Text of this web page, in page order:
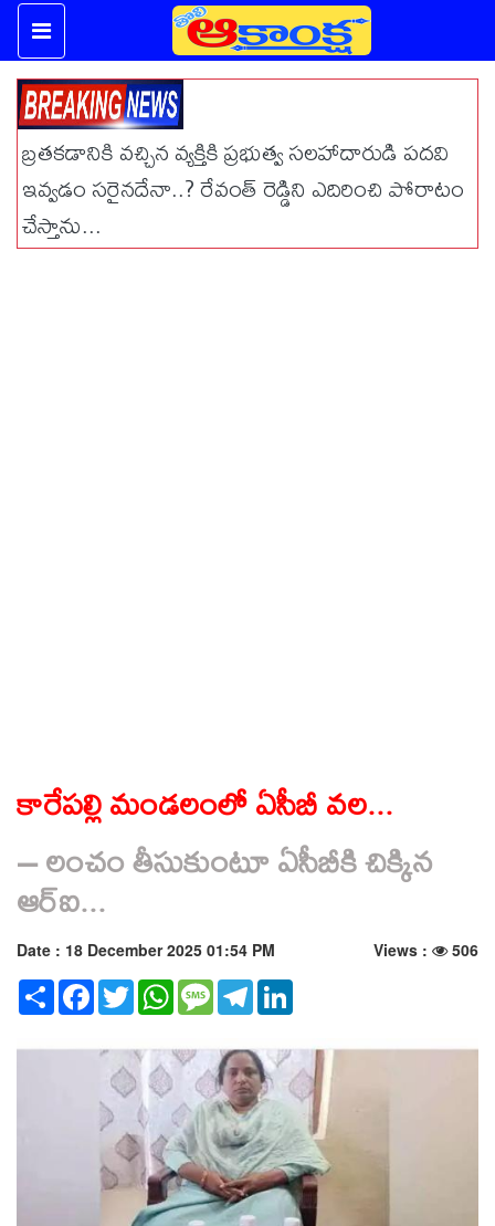
బ్రతకడానికి వచ్చిన వ్యక్తికి ప్రభుత్వ సలహాదారుడి పదవి
ఇవ్వడం సరైనదేనా..? రేవంత్ రెడ్డిని ఎదిరించి పోరాటం
చేస్తాను...
కారేపల్లి మండలంలో ఏసీబీ వల...
– లంచం తీసుకుంటూ ఏసీబీకి చిక్కిన
ఆర్‌ఐ...
Date : 18 December 2025 01:54 PM Views :
506
Share Facebook
TwitterWhatsAppMessageTelegram